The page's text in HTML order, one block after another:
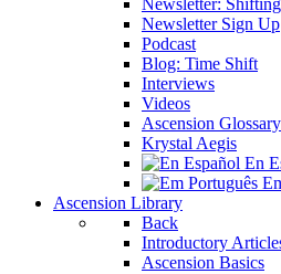
Newsletter:
Newsletter Sign Up
Podcast
Blog: Time Shift
Interviews
Videos
Ascension Glossary
Krystal Aegis
En
Ascension Library
Back
Introductory
Ascension Basics